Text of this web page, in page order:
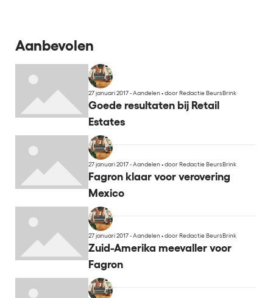
Aanbevolen
27 januari 2017 - Aandelen•door Redactie BeursBrink
Goede resultaten bij Retail
Estates
27 januari 2017 - Aandelen•door Redactie BeursBrink
Fagron klaar voor verovering
Mexico
27 januari 2017 - Aandelen•door Redactie BeursBrink
Zuid-Amerika meevaller voor
Fagron